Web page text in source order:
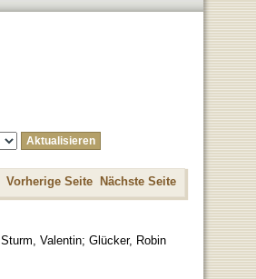
Vorherige Seite Nächste Seite
Sturm, Valentin; Glücker, Robin